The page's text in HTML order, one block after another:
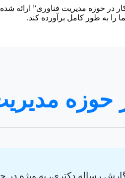
در حوزه مدیریت فناوری” ارائه
را به طور کامل برآورده کند.
حوزه